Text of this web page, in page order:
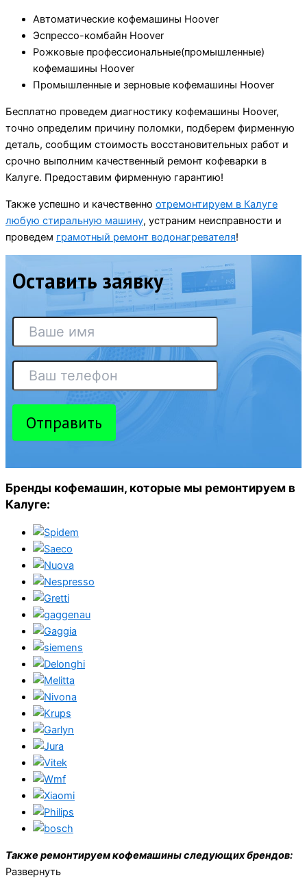
Автоматические кофемашины Hoover
Эспрессо-комбайн Hoover
Рожковые профессиональные(промышленные)
кофемашины Hoover
Промышленные и зерновые кофемашины Hoover
Бесплатно проведем диагностику кофемашины Hoover,
точно определим причину поломки, подберем фирменную
деталь, сообщим стоимость восстановительных работ и
срочно выполним качественный ремонт кофеварки в
Калуге. Предоставим фирменную гарантию!
Также успешно и качественно отремонтируем в Калуге
любую стиральную машину, устраним неисправности и
проведем грамотный ремонт водонагревателя!
Оставить заявку
Отправить
Бренды кофемашин, которые мы ремонтируем в
Калуге:
Также ремонтируем кофемашины следующих брендов:
Развернуть